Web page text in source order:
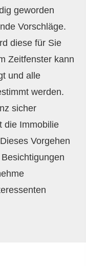
geworden
Vorschläge.
diese für Sie
Zeitfenster kann
und alle
werden.
sicher
die Immobilie
Vorgehen